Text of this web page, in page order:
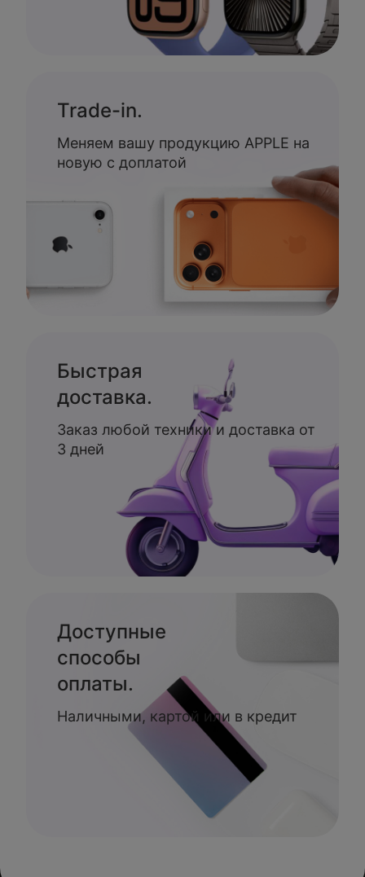
Trade-in.
Меняем вашу продукцию APPLE на
новую с доплатой
Быстрая
доставка.
Заказ любой техники и доставка от
3 дней
Доступные
способы
оплаты.
Наличными, картой или в кредит